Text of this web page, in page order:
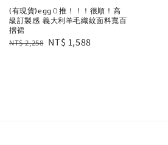
(有現貨)egg🥚推！！！很順！高
級訂製感 義大利羊毛織紋面料寬百
摺裙
Regular
NT$ 2,258 Sale
NT$ 1,588